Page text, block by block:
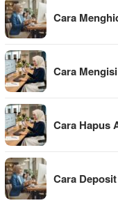
Cara
Cara
Cara Hapus
Cara